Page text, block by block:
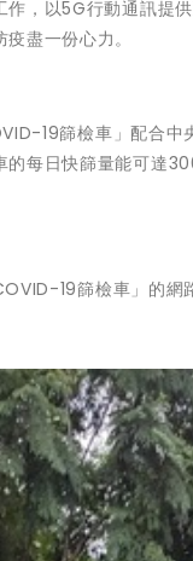
作，以5G行動通訊提
盡一份心力。
19篩檢車」配合中
的每日快篩量能可達
19篩檢車」的網